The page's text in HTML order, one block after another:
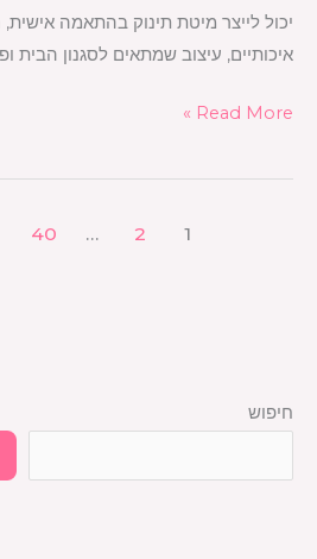
יכול לייצר מיטת תינוק בהתאמה
איכותיים, עיצוב שמתאים לסגנון הבית
Read More »
1
2
…
40
חיפוש